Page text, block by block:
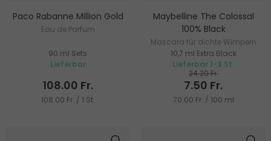
Paco Rabanne Million Gold
Eau de Parfum
90 ml Sets
Lieferbar
108.00 Fr.
108.00 Fr. / 1 St.
Maybelline The Colossal
100% Black
Mascara für dichte Wimpern
10,7 ml Extra Black
Lieferbar 1-3 St.
24.20 Fr.
7.50 Fr.
70.00 Fr. / 100 ml